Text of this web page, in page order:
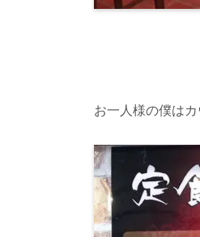
お一人様の僕は